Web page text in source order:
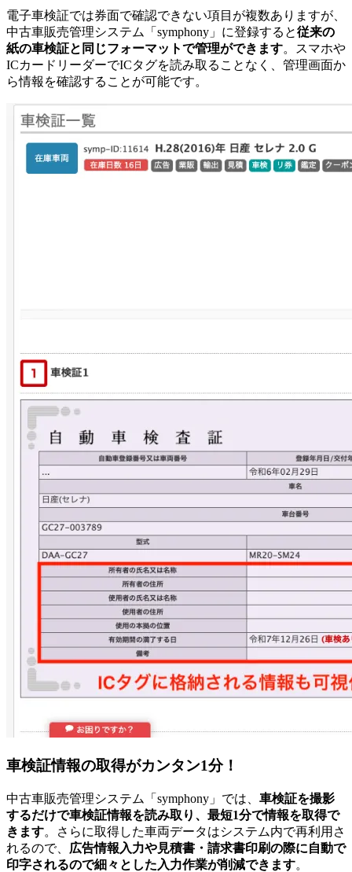
電子車検証では券面で確認できない項目が複数ありますが、
中古車販売管理システム「symphony」に登録すると従来の
紙の車検証と同じフォーマットで管理ができます。スマホや
ICカードリーダーでICタグを読み取ることなく、管理画面か
ら情報を確認することが可能です。
車検証情報の取得がカンタン1分！
中古車販売管理システム「symphony」では、 車検証を撮影
するだけで車検証情報を読み取り、最短1分で情報を取得で
きます。さらに取得した車両データはシステム内で再利用さ
れるので、 広告情報入力や見積書・請求書印刷の際に自動で
印字されるので細々とした入力作業が削減できます。